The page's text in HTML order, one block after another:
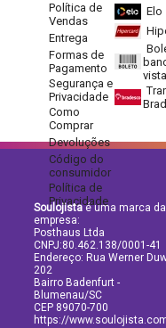
Política de
Vendas
Entrega
Formas de
Pagamento
Segurança e
Privacidade
Como
Comprar
Devoluções
Código do
consumidor
Política de
Privacidade
Elo
Soulojistaé uma marca da
empresa:
Posthaus Ltda
CNPJ:80.462.138/0001-41
Endereço: Rua Werner
202
Bairro Badenfurt -
Blumenau/SC
CEP 89070-700
https://